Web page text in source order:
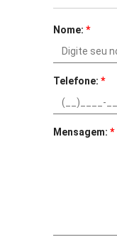
Nome: *
Telefone: *
Mensagem: *